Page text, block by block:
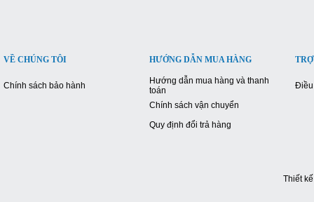
VỀ CHÚNG TÔI
Chính sách bảo hành
HƯỚNG DẪN MUA HÀNG
Hướng dẫn mua hàng và thanh
toán
Chính sách vận chuyển
Quy định đổi trả hàng
Điều
Thiết